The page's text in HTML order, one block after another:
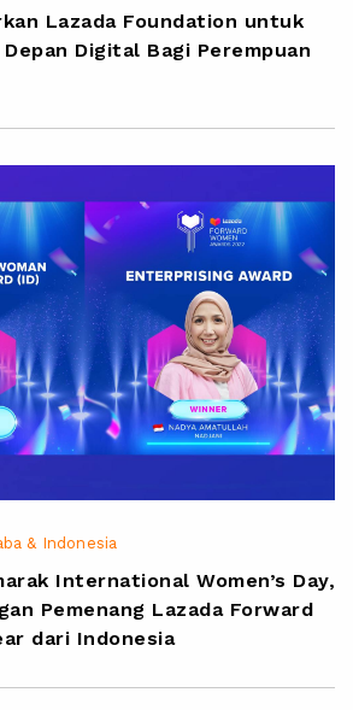
Lazada Foundation untuk
Digital Bagi Perempuan
& Indonesia
International Women’s Day,
Pemenang Lazada Forward
dari Indonesia